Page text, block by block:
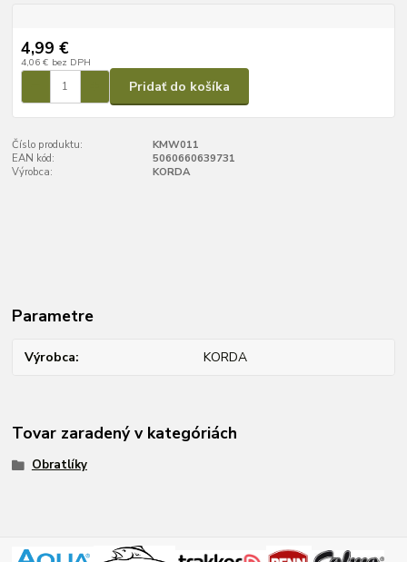
4,99 €
4,06 € bez DPH
Pridať do košíka
Číslo produktu:
KMW011
EAN kód:
5060660639731
Výrobca:
KORDA
Parametre
Výrobca KORDA
Tovar zaradený v kategóriách
Obratlíky